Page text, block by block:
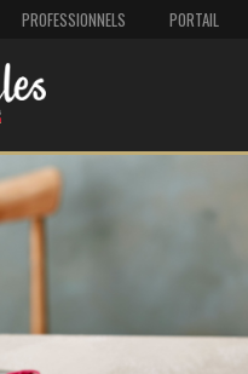
PROFESSIONNELS PORTAIL